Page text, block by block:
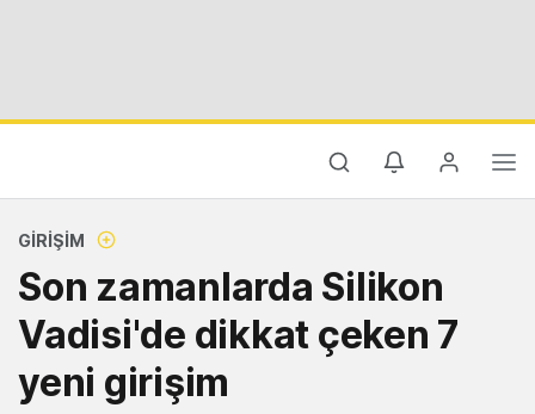
GIRIŞIM
Son zamanlarda Silikon
Vadisi'de dikkat çeken 7
yeni girişim